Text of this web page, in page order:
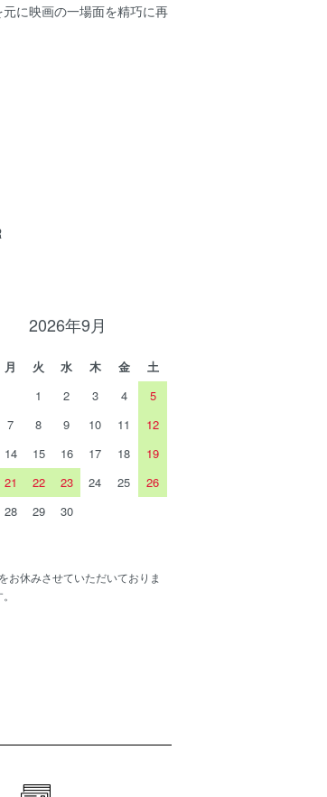
に映画の一場面を精巧に再
2026年9月
月 火 水 木 金
土
1
2 3 4
5
7 8 9 10 11
12
14 15 16 17 18
19
21 22 23 24 25
26
28 29 30
お休みさせていただいておりま